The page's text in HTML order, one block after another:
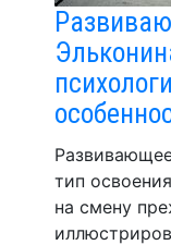
тип
на смену